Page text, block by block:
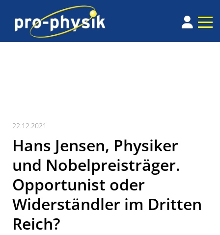
22.12.2021
Hans Jensen, Physiker
und Nobelpreisträger.
Opportunist oder
Widerständler im Dritten
Reich?